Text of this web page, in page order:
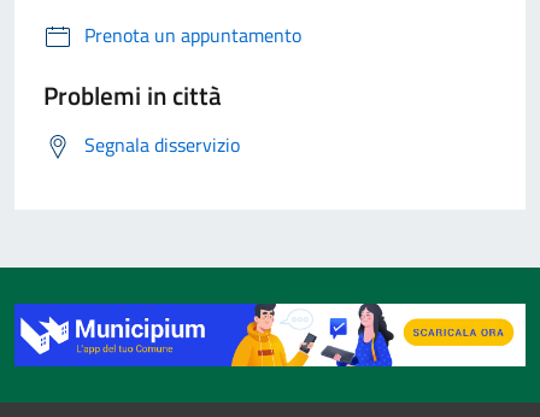
Prenota un appuntamento
Problemi in città
Segnala disservizio